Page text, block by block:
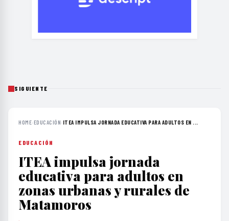
SIGUIENTE
HOME›EDUCACIÓN› ITEA IMPULSA JORNADA EDUCATIVA PARA ADULTOS EN ...
EDUCACIÓN
ITEA impulsa jornada
educativa para adultos en
zonas urbanas y rurales de
Matamoros